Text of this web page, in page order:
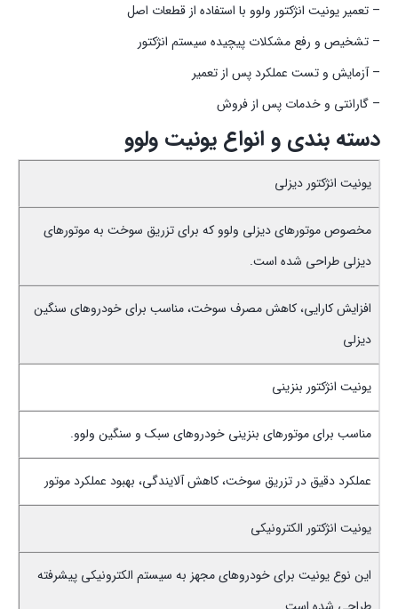
– تعمیر یونیت انژکتور ولوو با استفاده از قطعات اصل
– تشخیص و رفع مشکلات پیچیده سیستم انژکتور
– آزمایش و تست عملکرد پس از تعمیر
– گارانتی و خدمات پس از فروش
دسته بندی و انواع یونیت ولوو
یونیت انژکتور دیزلی
مخصوص موتورهای دیزلی ولوو که برای تزریق سوخت به موتورهای
دیزلی طراحی شده است.
افزایش کارایی، کاهش مصرف سوخت، مناسب برای خودروهای سنگین
دیزلی
یونیت انژکتور بنزینی
مناسب برای موتورهای بنزینی خودروهای سبک و سنگین ولوو.
عملکرد دقیق در تزریق سوخت، کاهش آلایندگی، بهبود عملکرد موتور
یونیت انژکتور الکترونیکی
این نوع یونیت برای خودروهای مجهز به سیستم الکترونیکی پیشرفته